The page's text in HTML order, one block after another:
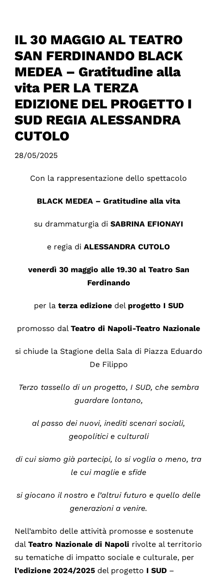
IL 30 MAGGIO AL TEATRO
SAN FERDINANDO BLACK
MEDEA – Gratitudine alla
vita PER LA TERZA
EDIZIONE DEL PROGETTO I
SUD REGIA ALESSANDRA
CUTOLO
28/05/2025
Con la rappresentazione dello spettacolo
BLACK MEDEA – Gratitudine alla vita
su drammaturgia di SABRINA EFIONAYI
e regia di ALESSANDRA CUTOLO
venerdì 30 maggio alle 19.30 al Teatro San
Ferdinando
per la terza edizionedel progetto I SUD
promosso dal Teatro di Napoli-Teatro Nazionale
si chiude la Stagione della Sala di Piazza Eduardo
De Filippo
Terzo tassello di un progetto, I SUD, che sembra
guardare lontano,
al passo dei nuovi, inediti scenari sociali,
geopolitici e culturali
di cui siamo già partecipi, lo si voglia o meno, tra
le cui maglie e sfide
si giocano il nostro e l’altrui futuro e quello delle
generazioni a venire.
Nell’ambito delle attività promosse e sostenute
dal Teatro Nazionale di Napoli rivolte al territorio
su tematiche di impatto sociale e culturale, per
l’edizione 2024/2025del progetto I SUD–